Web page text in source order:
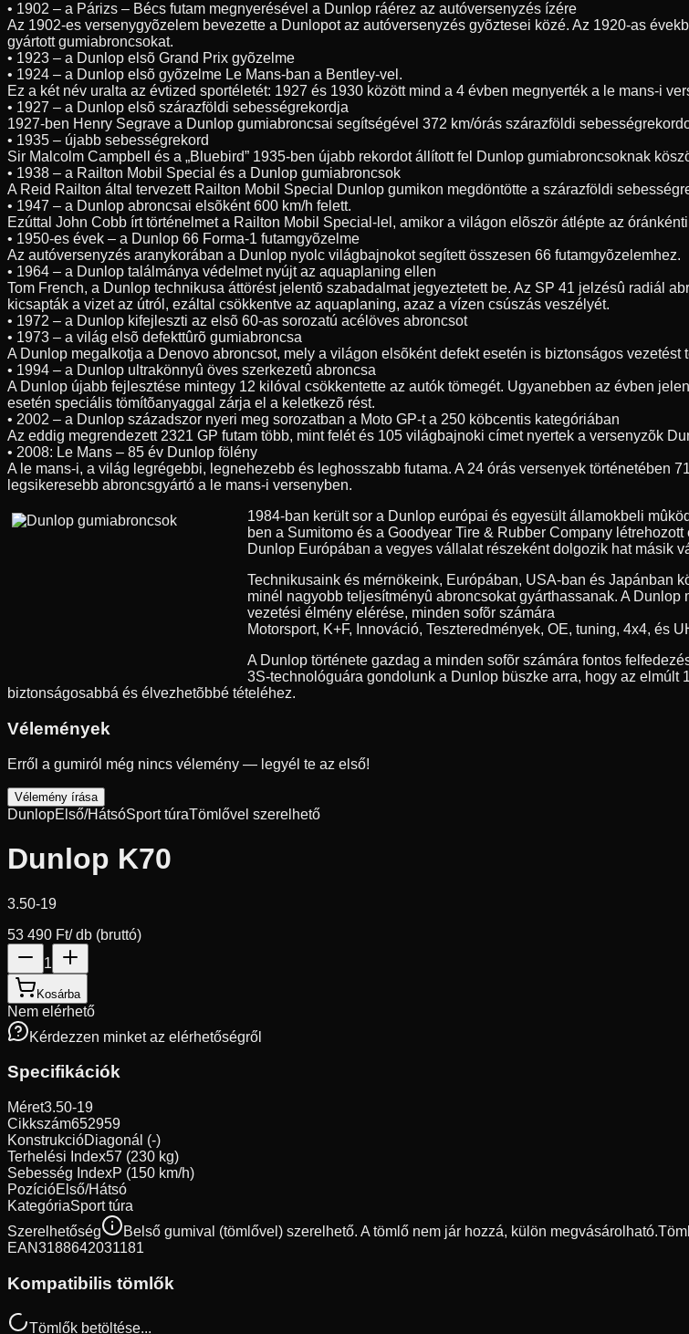
• 1902 – a Párizs – Bécs futam megnyerésével a Dunlop ráérez az autóversenyzés ízére
Az 1902-es versenygyõzelem bevezette a Dunlopot az autóversenyzés gyõztesei közé. Az 1920-as
gyártott gumiabroncsokat.
• 1923 – a Dunlop elsõ Grand Prix gyõzelme
• 1924 – a Dunlop elsõ gyõzelme Le Mans-ban a Bentley-vel.
Ez a két név uralta az évtized sportéletét: 1927 és 1930 között mind a 4 évben megnyerték a le mans-i
• 1927 – a Dunlop elsõ szárazföldi sebességrekordja
1927-ben Henry Segrave a Dunlop gumiabroncsai segítségével 372 km/órás szárazföldi
• 1935 – újabb sebességrekord
Sir Malcolm Campbell és a „Bluebird” 1935-ben újabb rekordot állított fel Dunlop gumiabroncsoknak
• 1938 – a Railton Mobil Special és a Dunlop gumiabroncsok
A Reid Railton által tervezett Railton Mobil Special Dunlop gumikon megdöntötte a szárazföldi
• 1947 – a Dunlop abroncsai elsõként 600 km/h felett.
Ezúttal John Cobb írt történelmet a Railton Mobil Special-lel, amikor a világon elõször átlépte az
• 1950-es évek – a Dunlop 66 Forma-1 futamgyõzelme
Az autóversenyzés aranykorában a Dunlop nyolc világbajnokot segített összesen 66 futamgyõzelemhez.
• 1964 – a Dunlop találmánya védelmet nyújt az aquaplaning ellen
Tom French, a Dunlop technikusa áttörést jelentõ szabadalmat jegyeztetett be. Az SP 41 jelzésû radiál
kicsapták a vizet az útról, ezáltal csökkentve az aquaplaning, azaz a vízen csúszás veszélyét.
• 1972 – a Dunlop kifejleszti az elsõ 60-as sorozatú acélöves abroncsot
• 1973 – a világ elsõ defekttûrõ gumiabroncsa
A Dunlop megalkotja a Denovo abroncsot, mely a világon elsõként defekt esetén is biztonságos vezetést
• 1994 – a Dunlop ultrakönnyû öves szerkezetû abroncsa
A Dunlop újabb fejlesztése mintegy 12 kilóval csökkentette az autók tömegét. Ugyanebben az évben
esetén speciális tömítõanyaggal zárja el a keletkezõ rést.
• 2002 – a Dunlop századszor nyeri meg sorozatban a Moto GP-t a 250 köbcentis kategóriában
Az eddig megrendezett 2321 GP futam több, mint felét és 105 világbajnoki címet nyertek a versenyzõk
• 2008: Le Mans – 85 év Dunlop fölény
A le mans-i, a világ legrégebbi, legnehezebb és leghosszabb futama. A 24 órás versenyek történetében
legsikeresebb abroncsgyártó a le mans-i versenyben.
1984-ban került sor a Dunlop európai és egyesült államokbeli
ben a Sumitomo és a Goodyear Tire & Rubber Company
Dunlop Európában a vegyes vállalat részeként dolgozik hat másik
Technikusaink és mérnökeink, Európában, USA-ban és Japánban
minél nagyobb teljesítményû abroncsokat gyárthassanak. A
vezetési élmény elérése, minden sofõr számára
Motorsport, K+F, Innováció, Teszteredmények, OE, tuning, 4x4, és
A Dunlop története gazdag a minden sofõr számára fontos
3S-technológuára gondolunk a Dunlop büszke arra, hogy az
biztonságosabbá és élvezhetõbbé tételéhez.
Vélemények
Erről a gumiról még nincs vélemény — legyél te az első!
Vélemény írása
DunlopElső/HátsóSport túraTömlővel szerelhető
Dunlop K70
3.50-19
53 490 Ft/ db (bruttó)
1
Kosárba
Nem elérhető
Kérdezzen minket az elérhetőségről
Specifikációk
Méret3.50-19
Cikkszám652959
KonstrukcióDiagonál (-)
Terhelési Index57 (230 kg)
Sebesség IndexP (150 km/h)
PozícióElső/Hátsó
KategóriaSport túra
Szerelhetőség
Belső gumival (tömlővel) szerelhető. A tömlő nem jár hozzá, külön megvásárolható.
EAN3188642031181
Kompatibilis tömlők
Tömlők betöltése...